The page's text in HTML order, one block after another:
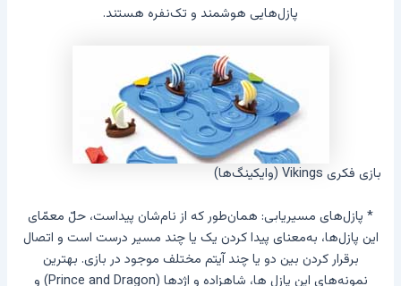
پازل‌هایی هوشمند و تک‌نفره هستند.
بازی فکری Vikings (وایکینگ‌ها)
* پازل‌های مسیریابی: همان‌طور که از نام‌شان پیداست، حلّ معمّای
این پازل‌ها، به‌معنای پیدا کردن یک یا چند مسیر درست است و اتصال
برقرار کردن بین دو یا چند آیتم مختلف موجود در بازی. بهترین
نمونه‌های این پازل ها، شاهزاده و اژدها (Prince and Dragon) و